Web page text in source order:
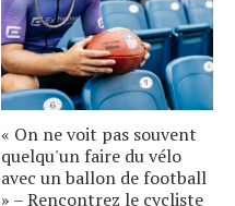
« On ne voit pas souvent
quelqu'un faire du vélo
avec un ballon de football
» – Rencontrez le cycliste